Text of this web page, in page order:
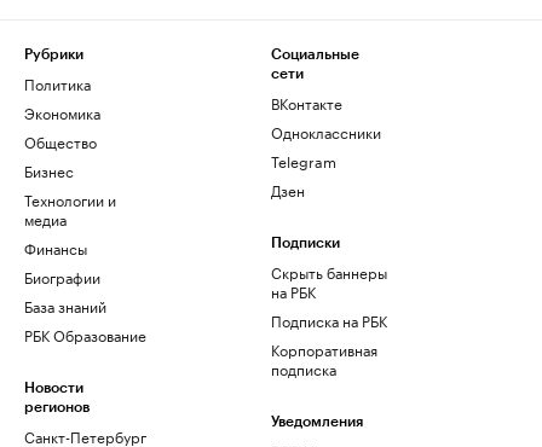
Рубрики
Политика
Экономика
Общество
Бизнес
Технологии и
медиа
Финансы
Биографии
База знаний
РБК Образование
Новости
регионов
Санкт-Петербург
Социальные
сети
ВКонтакте
Одноклассники
Telegram
Дзен
Подписки
Скрыть баннеры
на РБК
Подписка на РБК
Корпоративная
подписка
Уведомления